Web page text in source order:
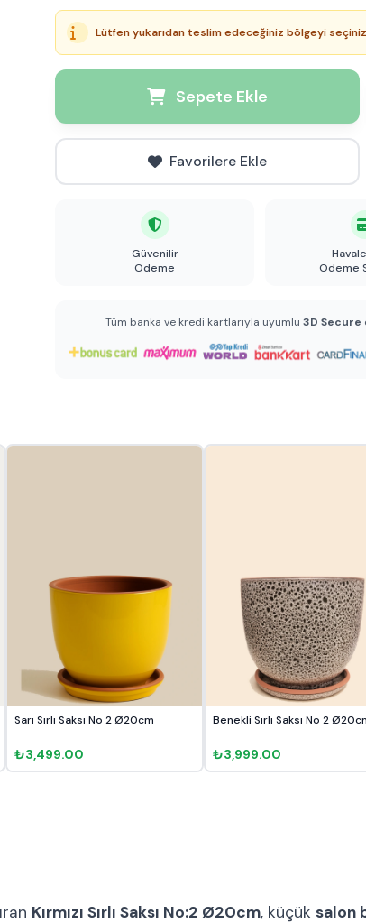
Lütfen yukarıdan teslim edeceğiniz bölgeyi seçiniz
Sepete Ekle
Favorilere Ekle
Güvenilir
Ödeme
Ödeme
Tüm banka ve kredi kartlarıyla uyumlu 3D Secure
Sarı Sırlı Saksı No 2 Ø20cm
₺3,499.00
Benekli Sırlı Saksı No 2
₺3,999.00
Kırmızı Sırlı Saksı No:2 Ø20cm, küçük salon